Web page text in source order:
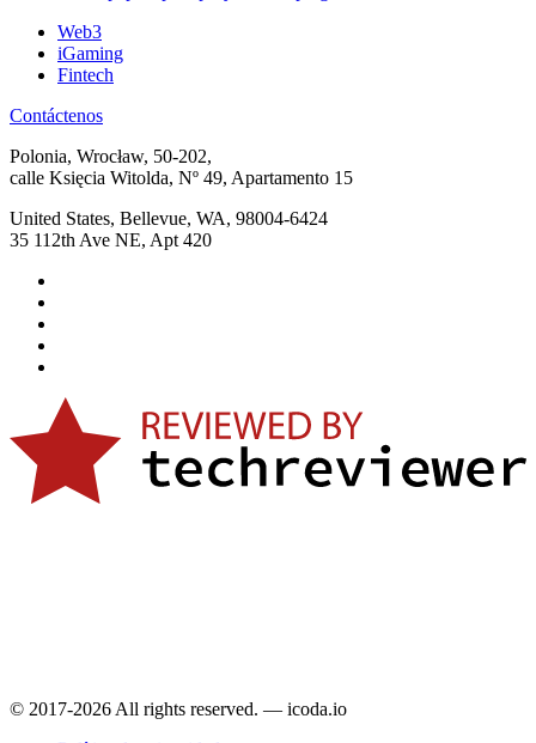
Web3
iGaming
Fintech
Contáctenos
Polonia, Wrocław, 50-202,
calle Księcia Witolda, Nº 49, Apartamento 15
United States, Bellevue, WA, 98004-6424
35 112th Ave NE, Apt 420
© 2017-2026 All rights reserved. — icoda.io